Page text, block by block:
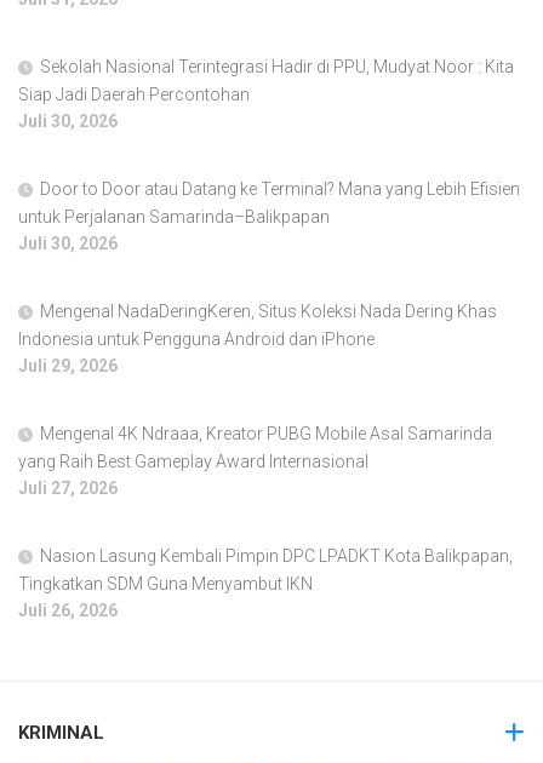
Sekolah Nasional Terintegrasi Hadir di PPU, Mudyat Noor : Kita
Siap Jadi Daerah Percontohan
Juli 30, 2026
Door to Door atau Datang ke Terminal? Mana yang Lebih Efisien
untuk Perjalanan Samarinda–Balikpapan
Juli 30, 2026
Mengenal NadaDeringKeren, Situs Koleksi Nada Dering Khas
Indonesia untuk Pengguna Android dan iPhone
Juli 29, 2026
Mengenal 4K Ndraaa, Kreator PUBG Mobile Asal Samarinda
yang Raih Best Gameplay Award Internasional
Juli 27, 2026
Nasion Lasung Kembali Pimpin DPC LPADKT Kota Balikpapan,
Tingkatkan SDM Guna Menyambut IKN
Juli 26, 2026
KRIMINAL